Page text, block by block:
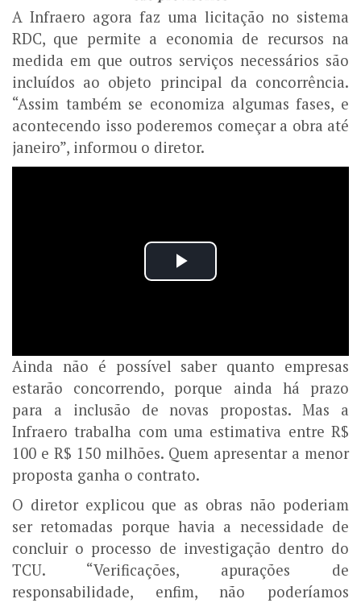
A Infraero agora faz uma licitação no sistema
RDC, que permite a economia de recursos na
medida em que outros serviços necessários são
incluídos ao objeto principal da concorrência.
“Assim também se economiza algumas fases, e
acontecendo isso poderemos começar a obra até
janeiro”, informou o diretor.
Ainda não é possível saber quanto empresas
estarão concorrendo, porque ainda há prazo
para a inclusão de novas propostas. Mas a
Infraero trabalha com uma estimativa entre R$
100 e R$ 150 milhões. Quem apresentar a menor
proposta ganha o contrato.
O diretor explicou que as obras não poderiam
ser retomadas porque havia a necessidade de
concluir o processo de investigação dentro do
TCU. “Verificações, apurações de
responsabilidade, enfim, não poderíamos